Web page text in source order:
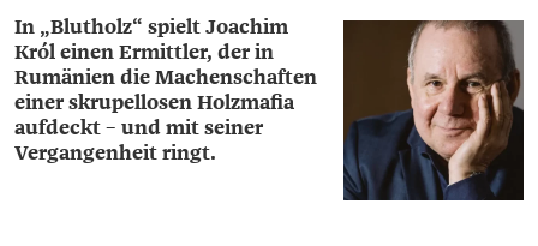
In „Blutholz“ spielt Joachim
Król einen Ermittler, der in
Rumänien die Machenschaften
einer skrupellosen Holzmafia
aufdeckt – und mit seiner
Vergangenheit ringt.